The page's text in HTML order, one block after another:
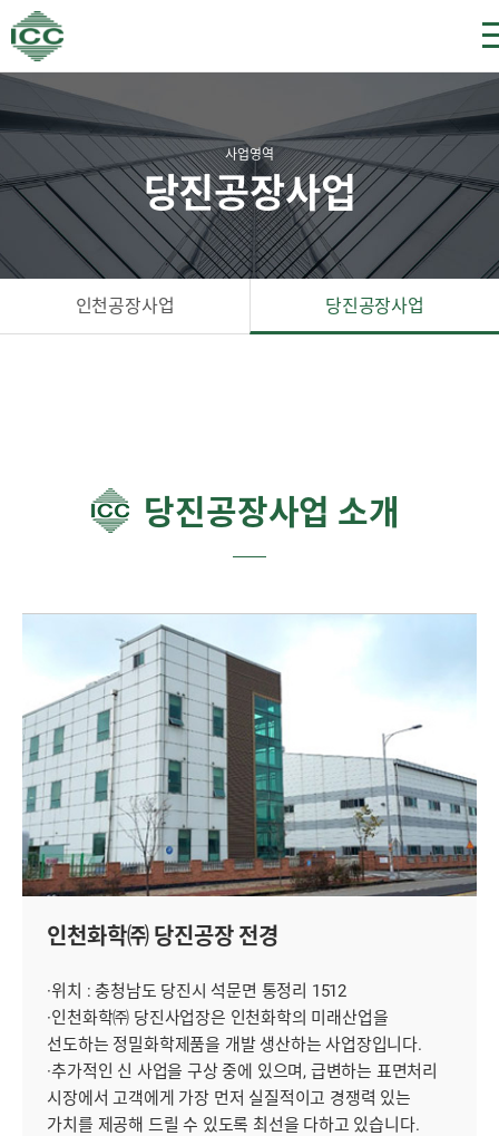
인천공장사업 당진공장사업
사업영역
당진공장사업
당진공장사업 소개
인천화학㈜ 당진공장 전경
·위치 : 충청남도 당진시 석문면 통정리 1512
·인천화학㈜ 당진사업장은 인천화학의 미래산업을
선도하는 정밀화학제품을 개발 생산하는 사업장입니다.
·추가적인 신 사업을 구상 중에 있으며, 급변하는 표면처리
시장에서 고객에게 가장 먼저 실질적이고 경쟁력 있는
가치를 제공해 드릴 수 있도록 최선을 다하고 있습니다.